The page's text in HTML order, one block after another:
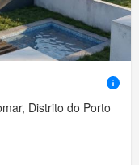
Distrito do Porto